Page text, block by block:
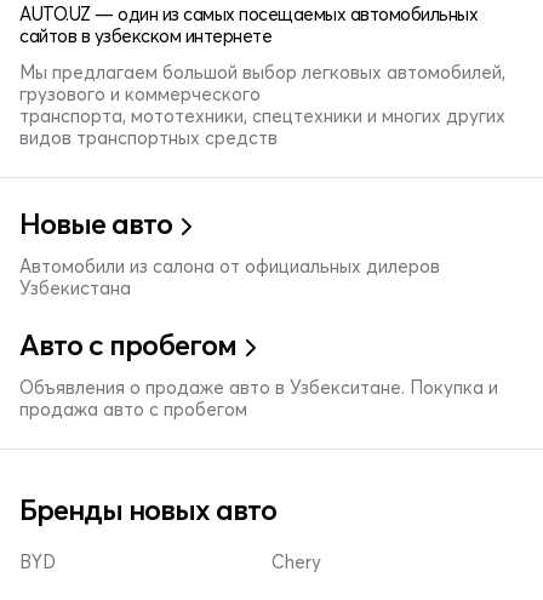
AUTO.UZ — один из самых посещаемых автомобильных
сайтов в узбекском интернете
Мы предлагаем большой выбор легковых автомобилей,
грузового и коммерческого
транспорта, мототехники, спецтехники и многих других
видов транспортных средств
Новые авто
Автомобили из салона от официальных дилеров
Узбекистана
Авто с пробегом
Объявления о продаже авто в Узбекситане. Покупка и
продажа авто с пробегом
Бренды новых авто
BYD Chery